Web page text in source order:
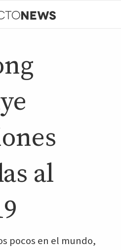
al
pocos en el mundo,